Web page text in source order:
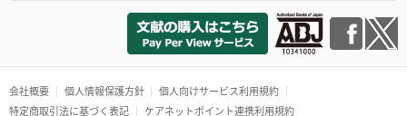
会社概要 個人情報保護方針
個人向けサービス利用規約
特定商取引法に基づく表記
ケアネットポイント連携利用規約